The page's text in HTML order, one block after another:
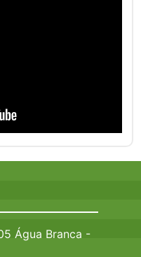
Água Branca -